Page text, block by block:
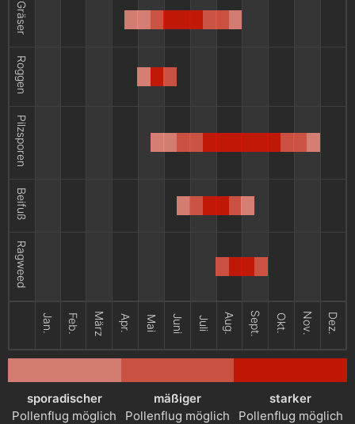
Jan. Feb. März Apr. Mai Juni Juli Aug. Sept. Okt. Nov. Dez.
Gräser
Roggen
Pilzsporen
Beifuß
Ragweed
sporadischer
Pollenflug möglich
mäßiger
Pollenflug möglich
starker
Pollenflug möglich